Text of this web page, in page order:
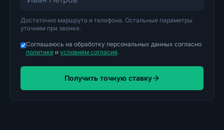
Достаточно маршрута и телефона. Остальные параметры
уточним при звонке.
Соглашаюсь на обработку персональных данных согласно
политике и условиям согласия.
Получить точную ставку